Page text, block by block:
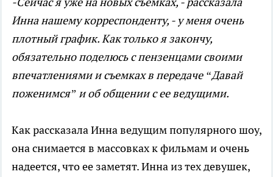
Инна нашему корреспонденту, - у меня очень
плотный график. Как только я закончу,
обязательно поделюсь с пензенцами своими
впечатлениями и съемках в передаче “Давай
поженимся” и об общении с ее ведущими.
Как рассказала Инна ведущим популярного шоу,
она снимается в массовках к фильмам и очень
надеется, что ее заметят. Инна из тех девушек,